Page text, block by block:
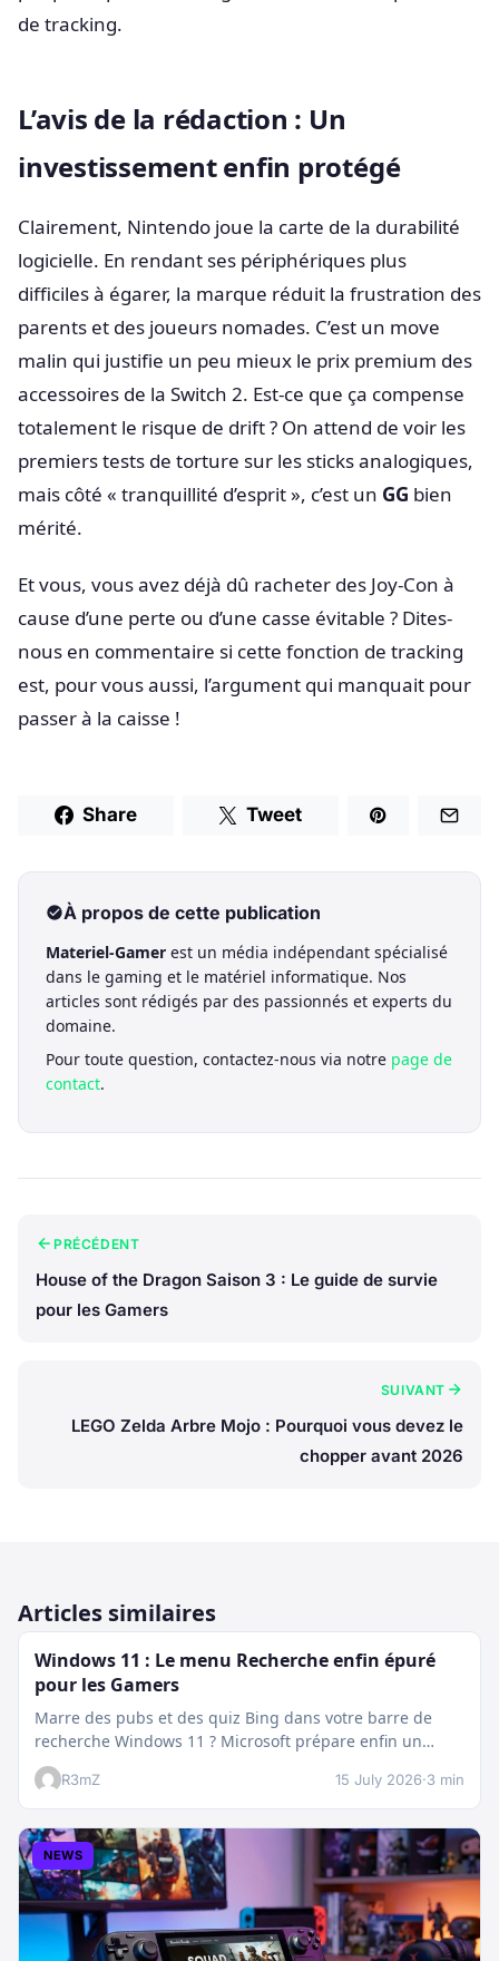
de tracking.
L’avis de la rédaction : Un
investissement enfin protégé
Clairement, Nintendo joue la carte de la durabilité
logicielle. En rendant ses périphériques plus
difficiles à égarer, la marque réduit la frustration des
parents et des joueurs nomades. C’est un move
malin qui justifie un peu mieux le prix premium des
accessoires de la Switch 2. Est-ce que ça compense
totalement le risque de drift ? On attend de voir les
premiers tests de torture sur les sticks analogiques,
mais côté « tranquillité d’esprit », c’est un GG bien
mérité.
Et vous, vous avez déjà dû racheter des Joy-Con à
cause d’une perte ou d’une casse évitable ? Dites-
nous en commentaire si cette fonction de tracking
est, pour vous aussi, l’argument qui manquait pour
passer à la caisse !
Share Tweet
À propos de cette publication
Materiel-Gamer est un média indépendant spécialisé
dans le gaming et le matériel informatique. Nos
articles sont rédigés par des passionnés et experts du
domaine.
Pour toute question, contactez-nous via notre page de
contact.
PRÉCÉDENT
House of the Dragon Saison 3 : Le guide de survie
pour les Gamers
SUIVANT
LEGO Zelda Arbre Mojo : Pourquoi vous devez le
chopper avant 2026
Articles similaires
Windows 11 : Le menu Recherche enfin épuré
pour les Gamers
Marre des pubs et des quiz Bing dans votre barre de
recherche Windows 11 ? Microsoft prépare enfin un
nettoyage…
R3mZ 15 July 2026·3 min
NEWS